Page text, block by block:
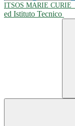
ITSOS MARIE CURIE
ed Istituto Tecnico